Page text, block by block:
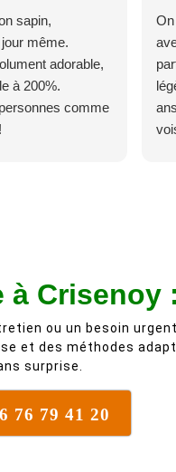
sapin,
même.
adorable,
à 200%.
comme
à Crisenoy :
ou un besoin
et des méthodes
surprise.
76 79 41 20